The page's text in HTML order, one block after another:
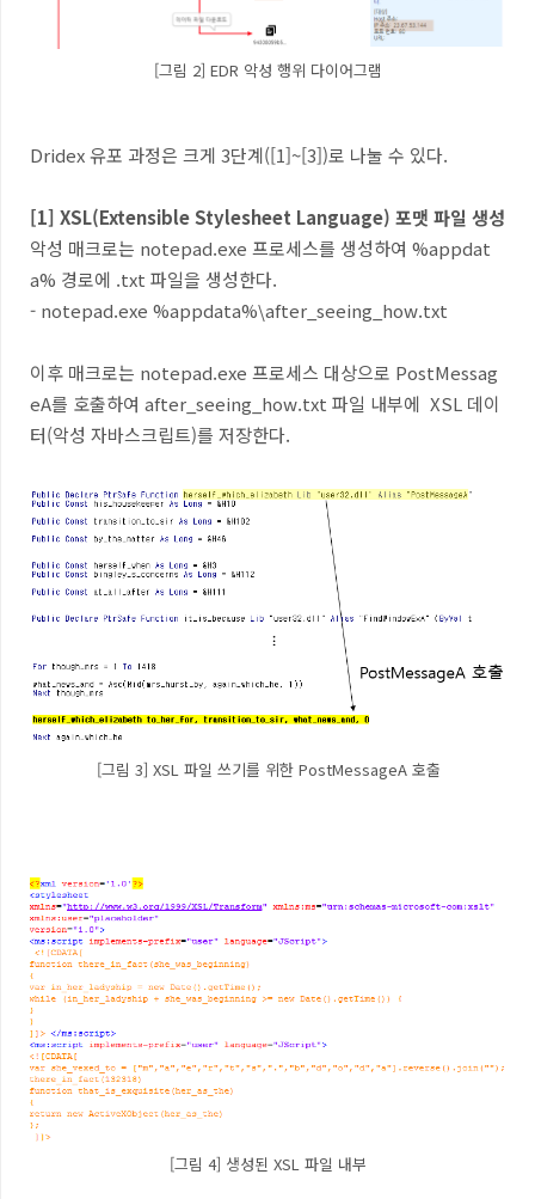
[그림 2] EDR 악성 행위 다이어그램
Dridex 유포 과정은 크게 3단계([1]~[3])로 나눌 수 있다.
[1] XSL(Extensible Stylesheet Language) 포맷 파일 생성
악성 매크로는 notepad.exe 프로세스를 생성하여 %appdat
a% 경로에 .txt 파일을 생성한다.
- notepad.exe %appdata%\after_seeing_how.txt
이후 매크로는 notepad.exe 프로세스 대상으로 PostMessag
eA를 호출하여 after_seeing_how.txt 파일 내부에 XSL 데이
터(악성 자바스크립트)를 저장한다.
[그림 3] XSL 파일 쓰기를 위한 PostMessageA 호출
[그림 4] 생성된 XSL 파일 내부